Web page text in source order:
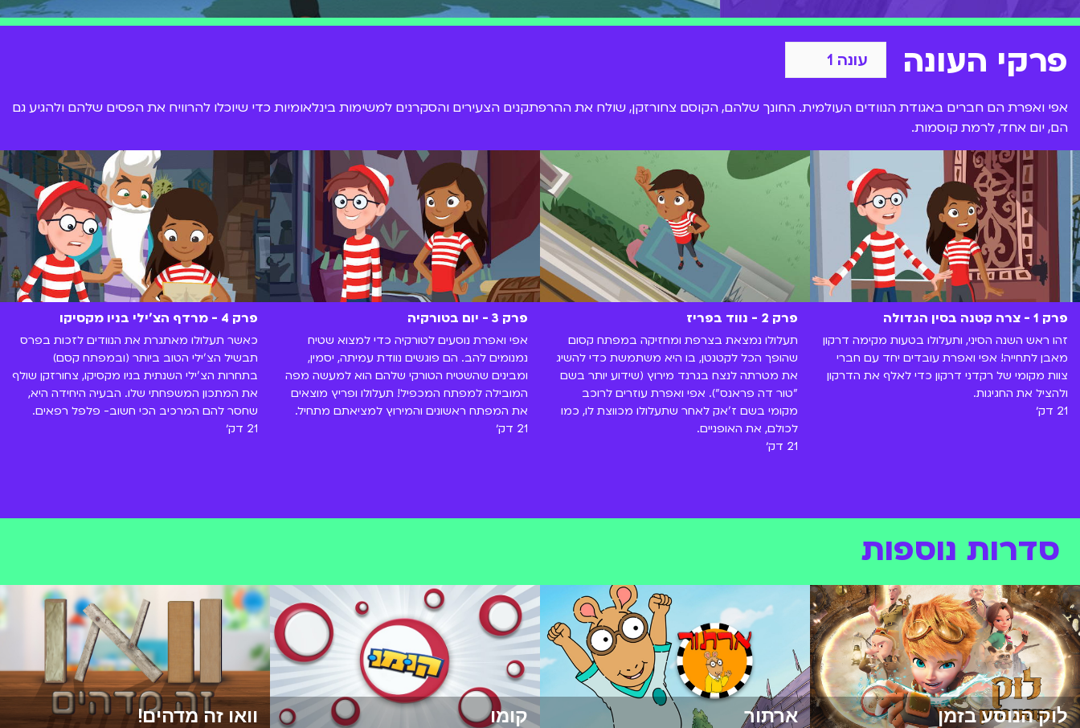
פרקי העונה
אפי ואפרת הם חברים באגודת הנוודים העולמית. החונך שלהם, הקוסם צחורזקן, שולח את ההרפתקנים הצעירים והסקרנים למשימות בינלאומיות כדי שיוכלו להרוויח את הפסים שלהם ולהגיע גם
הם, יום אחד, לרמת קוסמות.
פרק 1 - צרה קטנה בסין הגדולה
זהו ראש השנה הסיני, ותעלולו בטעות מקימה דרקון
מאבן לתחייה! אפי ואפרת עובדים יחד עם חברי
צוות מקומי של רקדני דרקון כדי לאלף את הדרקון
ולהציל את החגיגות.
21 דק׳
פרק 2 - נווד בפריז
תעלולו נמצאת בצרפת ומחזיקה במפתח קסום
שהופך הכל לקטנטן, בו היא משתמשת כדי להשיג
את מטרתה לנצח בגרנד מירוץ (שידוע יותר בשם
"טור דה פראנס"). אפי ואפרת עוזרים לרוכב
מקומי בשם ז'אק לאחר שתעלולו מכווצת לו, כמו
לכולם, את האופניים.
21 דק׳
פרק 3 - יום בטורקיה
אפי ואפרת נוסעים לטורקיה כדי למצוא שטיח
נמנומים להב. הם פוגשים נוודת עמיתה, יסמין,
ומבינים שהשטיח הטורקי שלהם הוא למעשה מפה
המובילה למפתח המכפיל! תעלולו ופריץ מוצאים
את המפתח ראשונים והמירוץ למציאתם מתחיל.
21 דק׳
פרק 4 - מרדף הצ'ילי בניו מקסיקו
כאשר תעלולו מאתגרת את הנוודים לזכות בפרס
תבשיל הצ'ילי הטוב ביותר (ובמפתח קסם)
בתחרות הצ'ילי השנתית בניו מקסיקו, צחורזקן שולף
את המתכון המשפחתי שלו. הבעיה היחידה היא,
שחסר להם המרכיב הכי חשוב- פלפל רפאים.
21 דק׳
סדרות נוספות
לוק הנוסע בזמן ארתור קומו וואו זה מדהים!